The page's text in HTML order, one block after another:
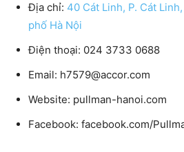
Địa chỉ: 40 Cát Linh, P. Cát
phố Hà Nội
Điện thoại: 024 3733 0688
Email: h7579@accor.com
Website: pullman-hanoi.com
Facebook: facebook.com/